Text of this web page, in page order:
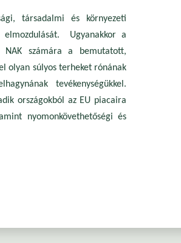
társadalmi és környezeti
Ugyanakkor a
NAK számára a bemutatott,
olyan súlyos terheket rónának
tevékenységükkel.
országokból az EU piacaira
nyomonkövethetőségi és